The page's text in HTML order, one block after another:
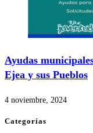
Ayudas
Ejea y sus Pueblos
4 noviembre, 2024
Categorías